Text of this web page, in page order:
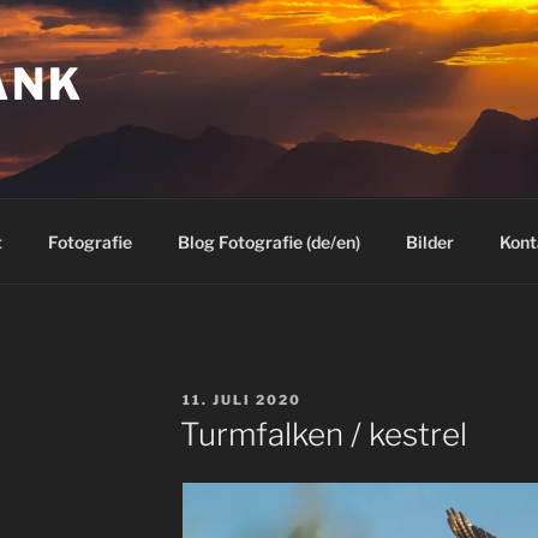
Fotografie Blog Fotografie (de/en) Bilder
VERÖFFENTLICHT
AM
11. JULI 2020
Turmfalken / kestrel